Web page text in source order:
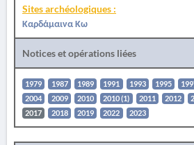
Sites archéologiques :
Καρδάμαινα Κω
Notices et opérations liées
1979 1987 1989 1991 1993 1995
2004
2009 2010 2010 (1) 2011 2012
2017
2018 2019 2022 2023